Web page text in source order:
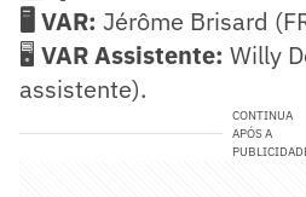
🖥️ VAR: Jérôme Brisard
🖥️ VAR Assistente: Willy
assistente).
CONTINUA
APÓS A